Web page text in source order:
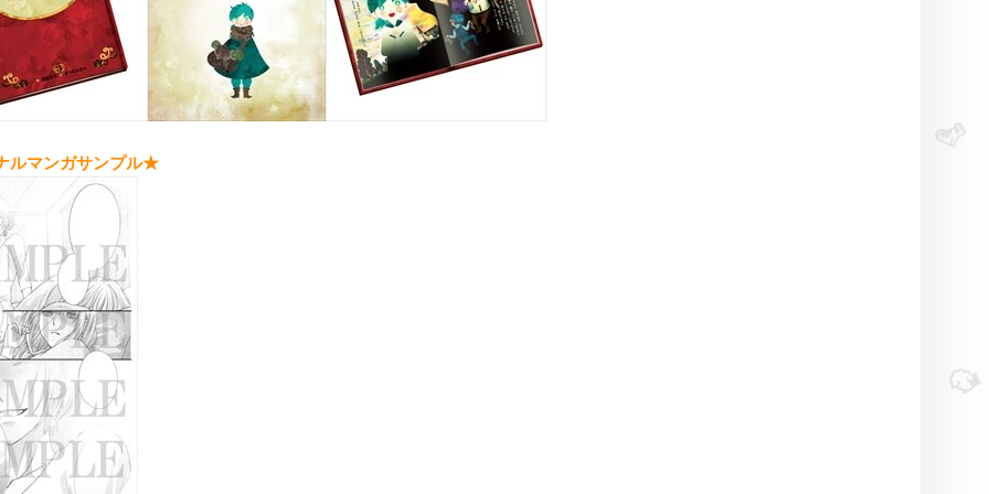
ルマンガサンプル★